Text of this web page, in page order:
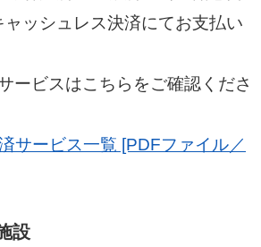
ッシュレス決済にてお支払い
ービスはこちらをご確認くださ
サービス一覧 [PDFファイル／
設